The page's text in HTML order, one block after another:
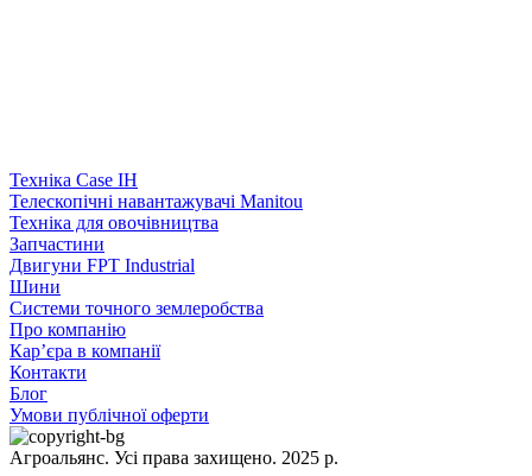
Техніка Case IH
Телескопічні навантажувачі Manitou
Техніка для овочівництва
Запчастини
Двигуни FPT Industrial
Шини
Системи точного землеробства
Про компанію
Кар’єра в компанії
Контакти
Блог
Умови публічної оферти
Агроальянс. Усі права захищено. 2025 р.